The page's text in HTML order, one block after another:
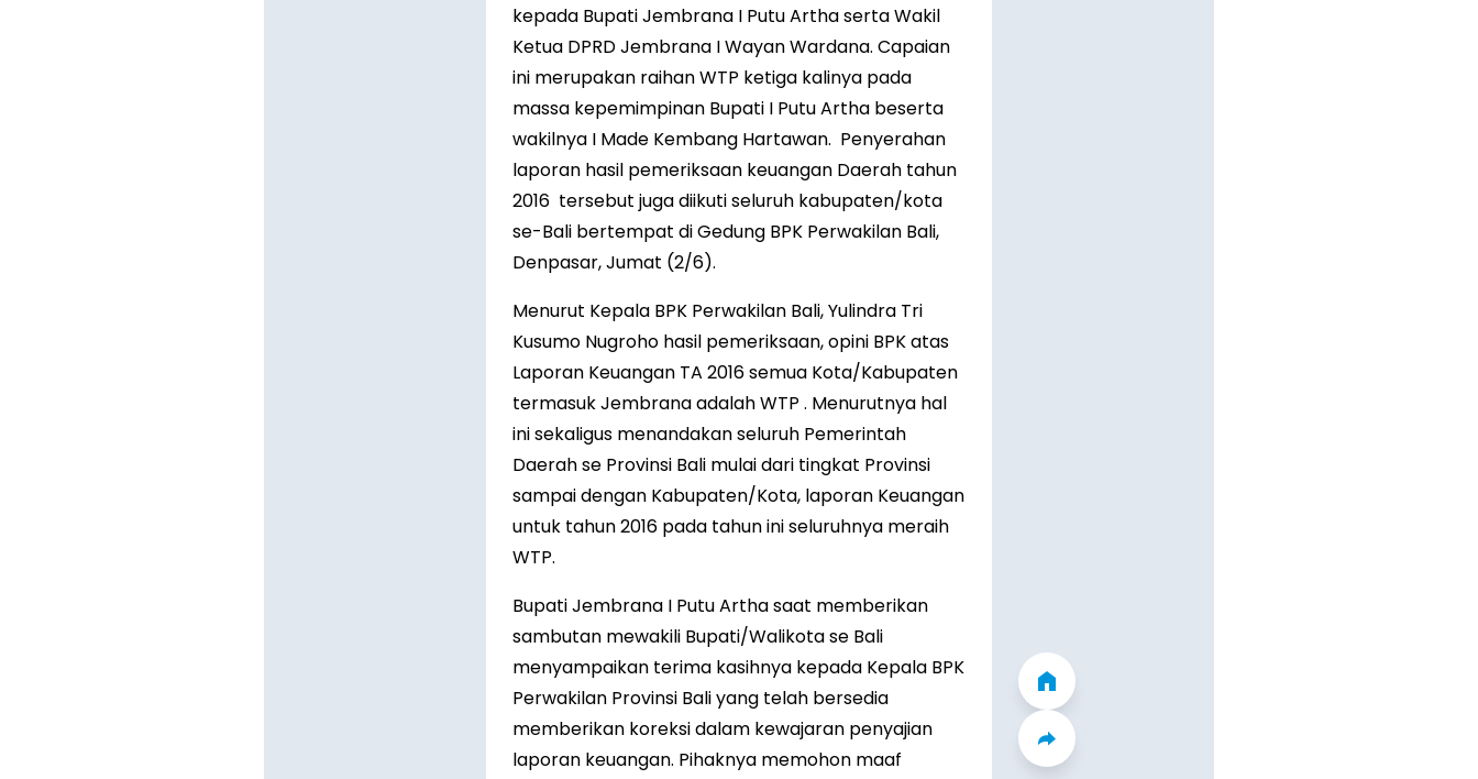
kepada Bupati Jembrana I Putu Artha serta Wakil
Ketua DPRD Jembrana I Wayan Wardana. Capaian
ini merupakan raihan WTP ketiga kalinya pada
massa kepemimpinan Bupati I Putu Artha beserta
wakilnya I Made Kembang Hartawan. Penyerahan
laporan hasil pemeriksaan keuangan Daerah tahun
2016 tersebut juga diikuti seluruh kabupaten/kota
se-Bali bertempat di Gedung BPK Perwakilan Bali,
Denpasar, Jumat (2/6).
Menurut Kepala BPK Perwakilan Bali, Yulindra Tri
Kusumo Nugroho hasil pemeriksaan, opini BPK atas
Laporan Keuangan TA 2016 semua Kota/Kabupaten
termasuk Jembrana adalah WTP . Menurutnya hal
ini sekaligus menandakan seluruh Pemerintah
Daerah se Provinsi Bali mulai dari tingkat Provinsi
sampai dengan Kabupaten/Kota, laporan Keuangan
untuk tahun 2016 pada tahun ini seluruhnya meraih
WTP.
Bupati Jembrana I Putu Artha saat memberikan
sambutan mewakili Bupati/Walikota se Bali
menyampaikan terima kasihnya kepada Kepala BPK
Perwakilan Provinsi Bali yang telah bersedia
memberikan koreksi dalam kewajaran penyajian
laporan keuangan. Pihaknya memohon maaf